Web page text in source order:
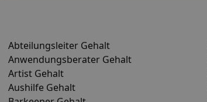
Abteilungsleiter Gehalt
Anwendungsberater Gehalt
Artist Gehalt
Aushilfe Gehalt